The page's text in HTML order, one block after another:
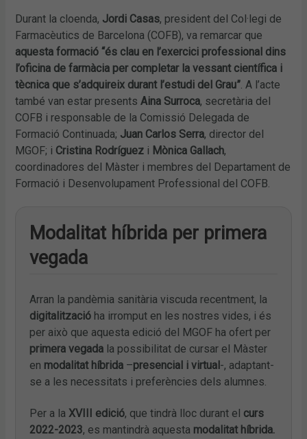
Durant la cloenda, Jordi Casas, president del Col·legi de
Farmacèutics de Barcelona (COFB), va remarcar que
aquesta formació “és clau en l’exercici professional dins
l’oficina de farmàcia per completar la vessant científica i
tècnica que s’adquireix durant l’estudi del Grau” . A l’acte
també van estar presentsAina Surroca, secretària del
COFB i responsable de la Comissió Delegada de
Formació Continuada; Juan Carlos Serra, director del
MGOF; i Cristina Rodríguez i Mònica Gallach,
coordinadores del Màster i membres del Departament de
Formació i Desenvolupament Professional del COFB.
Modalitat híbrida per primera
vegada
Arran la pandèmia sanitària viscuda recentment, la
digitalització ha irromput en les nostres vides, i és
per això que aquesta edició del MGOF ha ofert per
primera vegada la possibilitat de cursar el Màster
en modalitat híbrida –presencial i virtual -, adaptant-
se a les necessitats i preferències dels alumnes.
Per a laXVIII edició, que tindrà lloc durant el curs
2022-2023, es mantindrà aquesta modalitat híbrida.